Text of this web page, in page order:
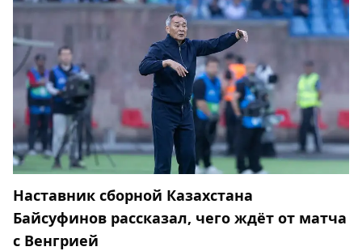
Наставник сборной Казахстана
Байсуфинов рассказал, чего ждёт от матча
с Венгрией